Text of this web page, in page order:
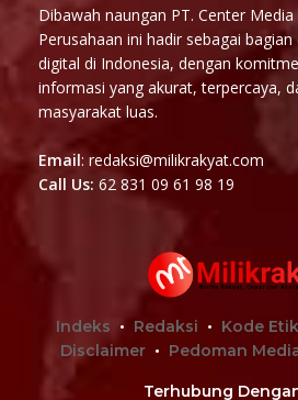
Dibawah naungan PT. Center
Perusahaan ini hadir sebagai
digital di Indonesia, dengan
informasi yang akurat, terpercaya,
masyarakat luas.
Email: redaksi@milikrakyat.com
Call Us: 62 831 09 61 98 19
Indeks Redaksi Kode Etik
Disclaimer
Pedoman
Terhubung